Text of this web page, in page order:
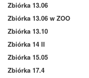
Zbiórka 13.06
Zbiórka 13.06 w ZOO
Zbiórka 13.10
Zbiórka 14 II
Zbiórka 15.05
Zbiórka 17.4